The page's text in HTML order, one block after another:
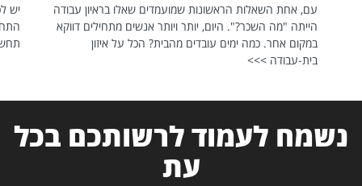
עם, אחת השאלות הראשונות שמועמדים שאלו בראיון עבודה
הייתה "מה השכר?". היום, יותר ויותר אנשים מתחילים דווקא
במקום אחר. כמה ימים עובדים מהבית? הכל על איזון
בית-עבודה >>>
יש
נשמח לעמוד לרשותכם בכל
עת